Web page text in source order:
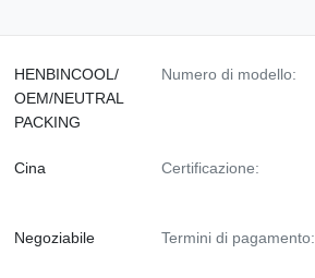
HENBINCOOL/
OEM/NEUTRAL
PACKING
Numero di modello:
Cina Certificazione:
Negoziabile Termini di pagamento: